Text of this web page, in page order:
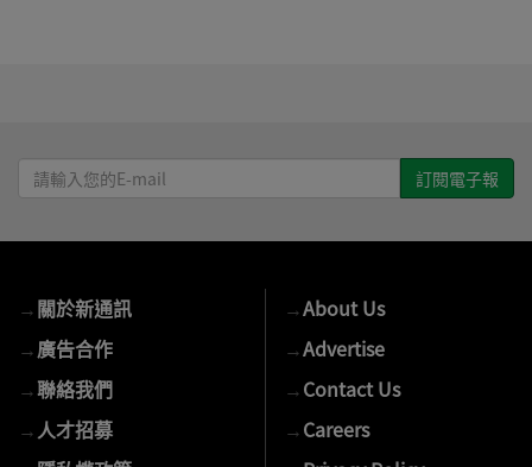
請
輸
E-
mail
→關於新通訊
→廣告合作
→聯絡我們
→ 人才招募
→About Us
→Advertise
→Contact Us
→Careers